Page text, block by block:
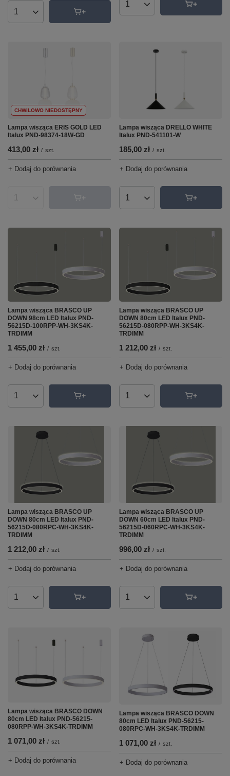
Ilość produktów
Ilość produktów
CHWILOWO NIEDOSTĘPNY
Lampa wisząca ERIS GOLD LED
Italux PND-98374-18W-GD
413,00 zł / szt.
+ Dodaj do porównania
Ilość produktów
Lampa wisząca DRELLO WHITE
Italux PND-541101-W
185,00 zł / szt.
+ Dodaj do porównania
Ilość produktów
Lampa wisząca BRASCO UP
DOWN 98cm LED Italux PND-
56215D-100RPP-WH-3KS4K-
TRDIMM
1 455,00 zł / szt.
+ Dodaj do porównania
Ilość produktów
Lampa wisząca BRASCO UP
DOWN 80cm LED Italux PND-
56215D-080RPP-WH-3KS4K-
TRDIMM
1 212,00 zł / szt.
+ Dodaj do porównania
Ilość produktów
Lampa wisząca BRASCO UP
DOWN 80cm LED Italux PND-
56215D-080RPC-WH-3KS4K-
TRDIMM
1 212,00 zł / szt.
+ Dodaj do porównania
Ilość produktów
Lampa wisząca BRASCO UP
DOWN 60cm LED Italux PND-
56215D-060RPC-WH-3KS4K-
TRDIMM
996,00 zł / szt.
+ Dodaj do porównania
Ilość produktów
Lampa wisząca BRASCO DOWN
80cm LED Italux PND-56215-
080RPP-WH-3KS4K-TRDIMM
1 071,00 zł / szt.
+ Dodaj do porównania
Lampa wisząca BRASCO DOWN
80cm LED Italux PND-56215-
080RPC-WH-3KS4K-TRDIMM
1 071,00 zł / szt.
+ Dodaj do porównania